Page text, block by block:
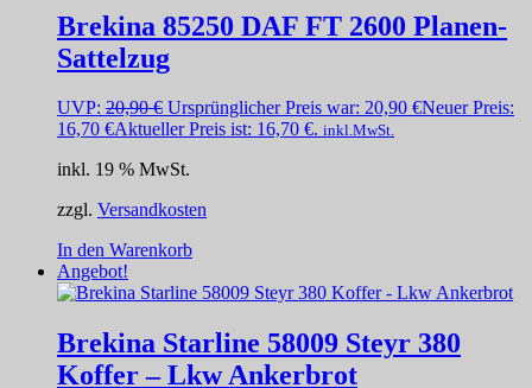
Brekina 85250 DAF FT 2600 Planen-
Sattelzug
UVP: 20,90€ Ursprünglicher Preis war: 20,90 €Neuer Preis:
16,70 €Aktueller Preis ist: 16,70 €. inkl.MwSt.
inkl. 19 % MwSt.
zzgl. Versandkosten
In den Warenkorb
Angebot!
Brekina Starline 58009 Steyr 380
Koffer – Lkw Ankerbrot